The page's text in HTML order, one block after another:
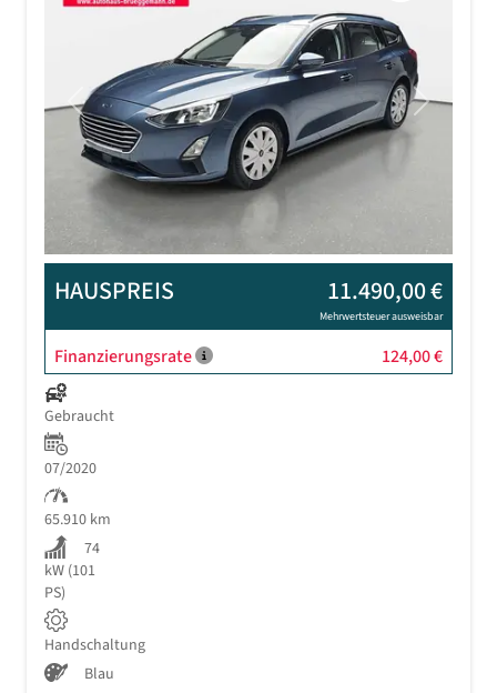
Previous Next
HAUSPREIS 11.490,00 €
Mehrwertsteuer ausweisbar
Finanzierungsrate 124,00 €
Gebraucht
07/2020
65.910 km
74
kW (101
PS)
Handschaltung
Blau